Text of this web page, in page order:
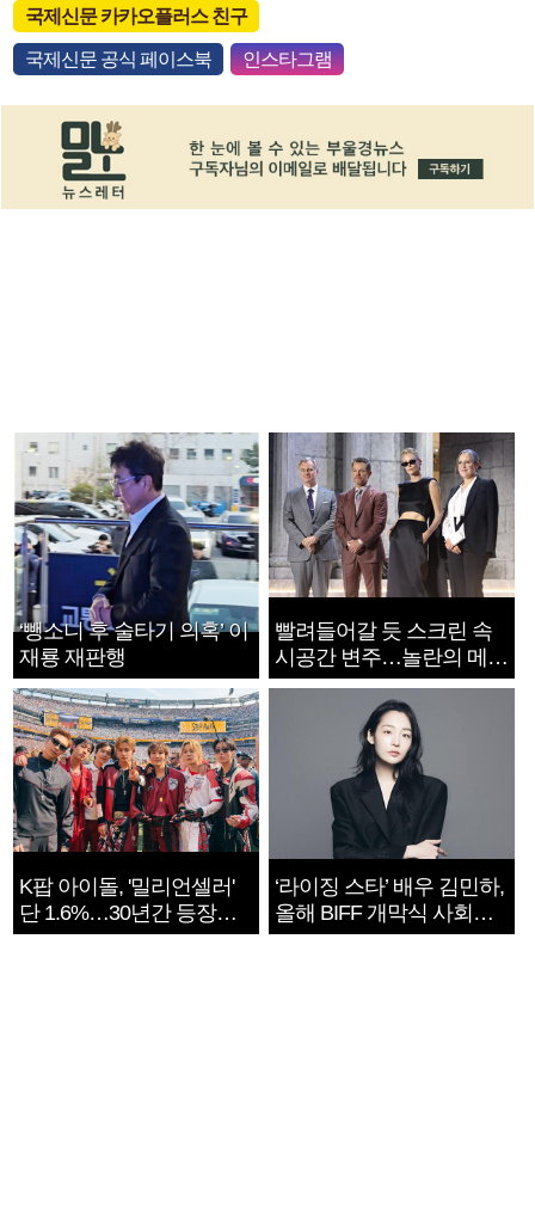
국제신문 카카오플러스 친구
국제신문 공식 페이스북 인스타그램
‘뺑소니 후 술타기 의혹’ 이
재룡 재판행
빨려들어갈 듯 스크린 속
시공간 변주…놀란의 메시
지는 ‘전쟁 속죄’
K팝 아이돌, '밀리언셀러'
단 1.6%…30년간 등장
1182개팀 전수조사
‘라이징 스타’ 배우 김민하,
올해 BIFF 개막식 사회자
확정